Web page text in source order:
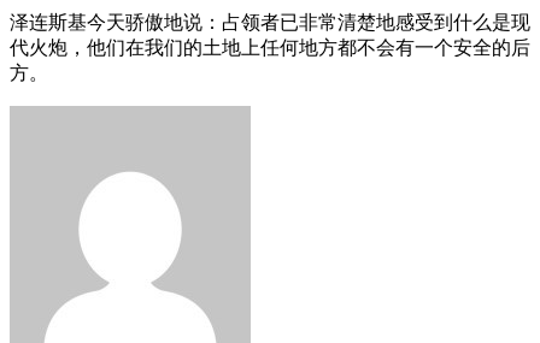
泽连斯基今天骄傲地说：占领者已非常清楚地感受到什么是现
代火炮，他们在我们的土地上任何地方都不会有一个安全的后
方。